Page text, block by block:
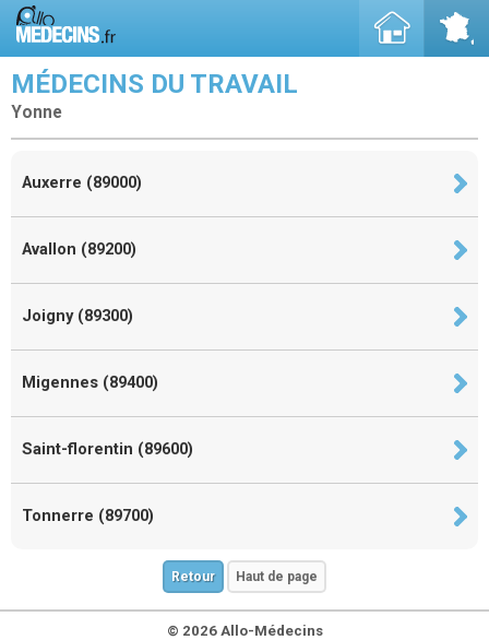
MÉDECINS DU TRAVAIL
Yonne
Auxerre (89000)
Avallon (89200)
Joigny (89300)
Migennes (89400)
Saint-florentin (89600)
Tonnerre (89700)
Retour Haut de page
© 2026 Allo-Médecins